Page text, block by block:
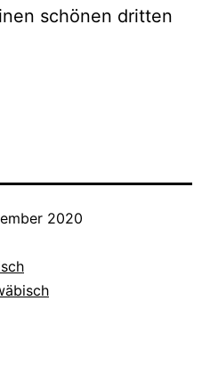
schönen dritten
2020